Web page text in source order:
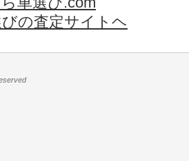
の査定サイトヘ